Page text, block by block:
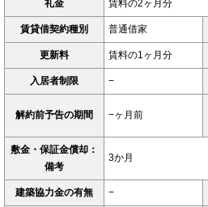
礼金 賃料の2ヶ月分
賃貸借契約種別 普通借家
更新料 賃料の1ヶ月分
入居者制限 −
解約前予告の期間 −ヶ月前
敷金・保証金償却：
備考
3か月
建築協力金の有無 −